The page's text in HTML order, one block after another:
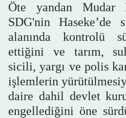
Öte yandan Mudar
SDG'nin Haseke’de
alanında kontrolü
ettiğini ve tarım,
sicili, yargı ve polis
işlemlerin
daire dahil devlet
engellediğini öne